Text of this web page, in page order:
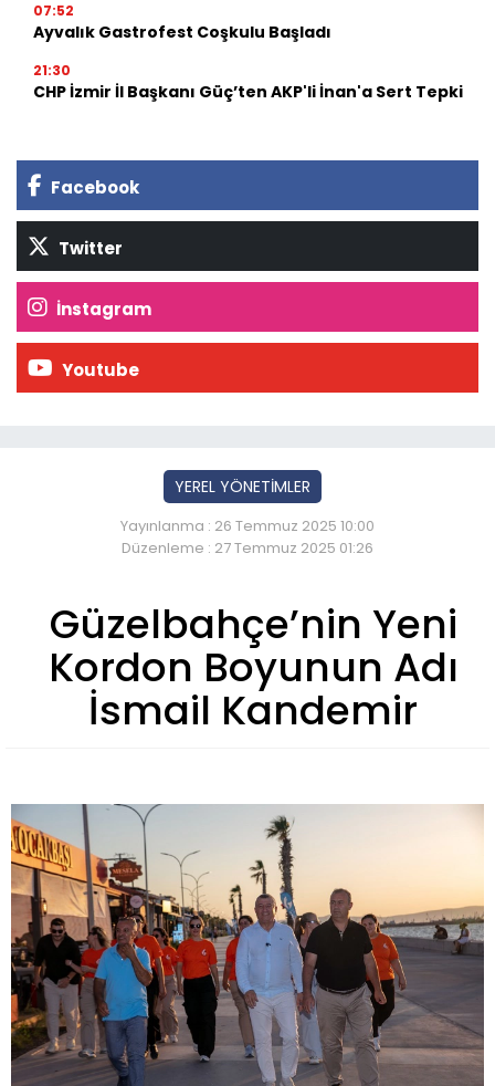
07:52
Ayvalık Gastrofest Coşkulu Başladı
21:30
CHP İzmir İl Başkanı Güç’ten AKP'li İnan'a Sert Tepki
Facebook
Twitter
İnstagram
Youtube
YEREL YÖNETİMLER
Yayınlanma : 26 Temmuz 2025 10:00
Düzenleme : 27 Temmuz 2025 01:26
Güzelbahçe’nin Yeni
Kordon Boyunun Adı
İsmail Kandemir